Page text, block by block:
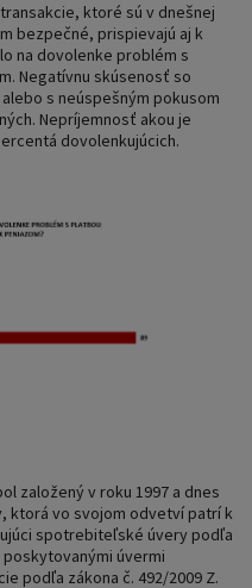
ktoré sú v dnešnej
bezpečné, prispievajú aj k
na dovolenke problém s
Negatívnu skúsenosť so
s neúspešným pokusom
Nepríjemnosť akou je
dovolenkujúcich.
založený v roku 1997 a dnes
ktorá vo svojom odvetví patrí k
spotrebiteľské úvery podľa
poskytovanými úvermi
podľa zákona č. 492/2009 Z.